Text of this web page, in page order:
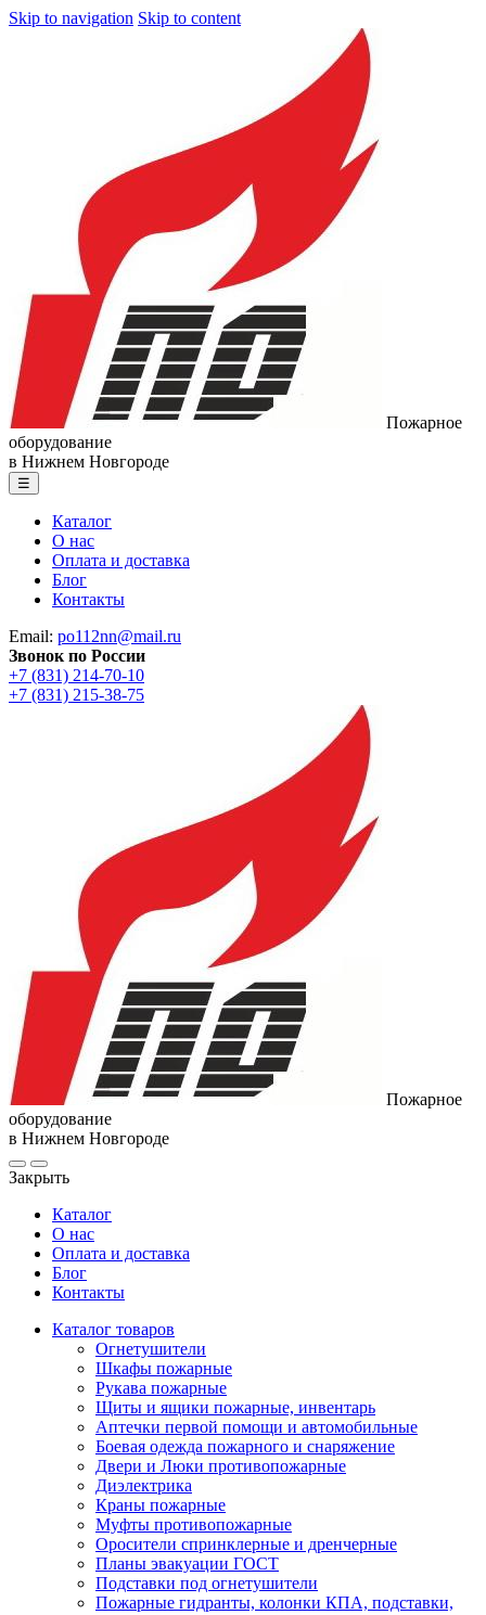
Skip to navigation Skip to content
Пожарное
оборудование
в Нижнем Новгороде
☰
Каталог
О нас
Оплата и доставка
Блог
Контакты
Email: po112nn@mail.ru
Звонок по России
+7 (831) 214-70-10
+7 (831) 215-38-75
Пожарное
оборудование
в Нижнем Новгороде
Закрыть
Каталог
О нас
Оплата и доставка
Блог
Контакты
Каталог товаров
Огнетушители
Шкафы пожарные
Рукава пожарные
Щиты и ящики пожарные, инвентарь
Аптечки первой помощи и автомобильные
Боевая одежда пожарного и снаряжение
Двери и Люки противопожарные
Диэлектрика
Краны пожарные
Муфты противопожарные
Оросители спринклерные и дренчерные
Планы эвакуации ГОСТ
Подставки под огнетушители
Пожарные гидранты, колонки КПА, подставки,